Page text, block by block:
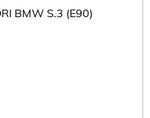
BMW S.3 (E90)